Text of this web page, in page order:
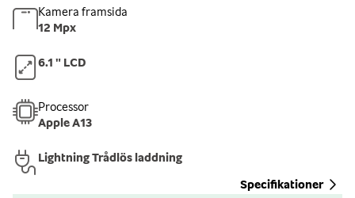
Face ID
Med Face ID behöver du endast titta på din telefon för
att låsa upp den. Detta kan du även kombinera med
applikationer som använder Face ID som lösenord –
tryggaste tekniken för identifiering och dessutom så
enkelt. iPhone 11 är nu 30% snabbare, fungerar på
modeller.
Kamera framsida
12 Mpx
6.1 " LCD
Processor
Apple A13
Lightning Trådlös laddning
Specifikationer